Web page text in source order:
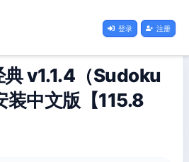
登录 注册
典 v1.1.4（Sudoku
中文版【115.8